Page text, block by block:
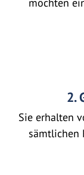
möchten
2.
Sie erhalten
sämtlichen